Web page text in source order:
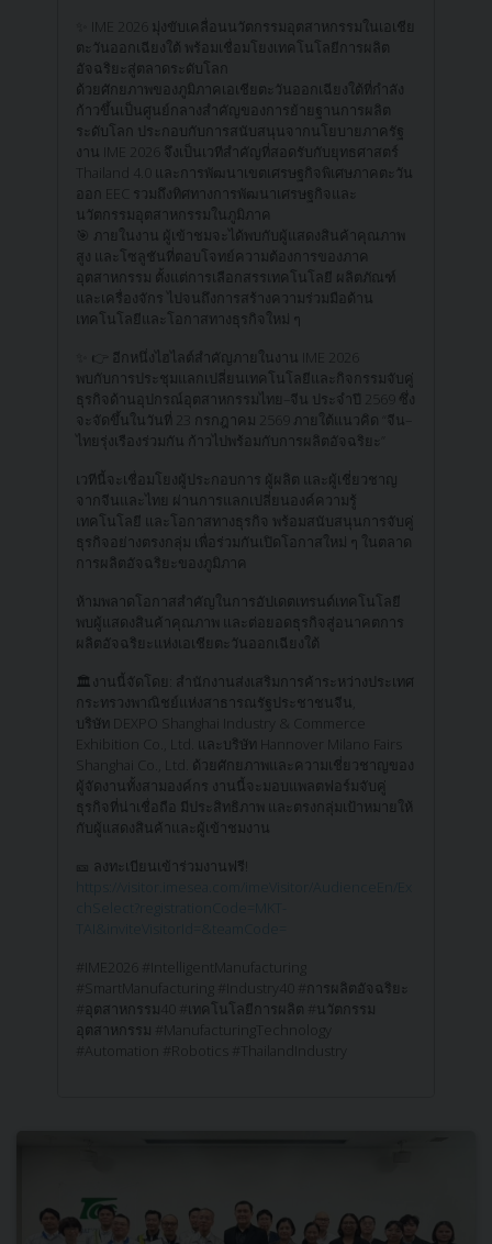
✨ IME 2026 มุ่งขับเคลื่อนนวัตกรรมอุตสาหกรรมในเอเชีย
ตะวันออกเฉียงใต้ พร้อมเชื่อมโยงเทคโนโลยีการผลิต
อัจฉริยะสู่ตลาดระดับโลก
ด้วยศักยภาพของภูมิภาคเอเชียตะวันออกเฉียงใต้ที่กำลัง
ก้าวขึ้นเป็นศูนย์กลางสำคัญของการย้ายฐานการผลิต
ระดับโลก ประกอบกับการสนับสนุนจากนโยบายภาครัฐ
งาน IME 2026 จึงเป็นเวทีสำคัญที่สอดรับกับยุทธศาสตร์
Thailand 4.0 และการพัฒนาเขตเศรษฐกิจพิเศษภาคตะวัน
ออก EEC รวมถึงทิศทางการพัฒนาเศรษฐกิจและ
นวัตกรรมอุตสาหกรรมในภูมิภาค
🎯 ภายในงาน ผู้เข้าชมจะได้พบกับผู้แสดงสินค้าคุณภาพ
สูง และโซลูชันที่ตอบโจทย์ความต้องการของภาค
อุตสาหกรรม ตั้งแต่การเลือกสรรเทคโนโลยี ผลิตภัณฑ์
และเครื่องจักร ไปจนถึงการสร้างความร่วมมือด้าน
เทคโนโลยีและโอกาสทางธุรกิจใหม่ ๆ
✨ 👉 อีกหนึ่งไฮไลต์สำคัญภายในงาน IME 2026
พบกับการประชุมแลกเปลี่ยนเทคโนโลยีและกิจกรรมจับคู่
ธุรกิจด้านอุปกรณ์อุตสาหกรรมไทย–จีน ประจำปี 2569 ซึ่ง
จะจัดขึ้นในวันที่ 23 กรกฎาคม 2569 ภายใต้แนวคิด “จีน–
ไทยรุ่งเรืองร่วมกัน ก้าวไปพร้อมกับการผลิตอัจฉริยะ”
เวทีนี้จะเชื่อมโยงผู้ประกอบการ ผู้ผลิต และผู้เชี่ยวชาญ
จากจีนและไทย ผ่านการแลกเปลี่ยนองค์ความรู้
เทคโนโลยี และโอกาสทางธุรกิจ พร้อมสนับสนุนการจับคู่
ธุรกิจอย่างตรงกลุ่ม เพื่อร่วมกันเปิดโอกาสใหม่ ๆ ในตลาด
การผลิตอัจฉริยะของภูมิภาค
ห้ามพลาดโอกาสสำคัญในการอัปเดตเทรนด์เทคโนโลยี
พบผู้แสดงสินค้าคุณภาพ และต่อยอดธุรกิจสู่อนาคตการ
ผลิตอัจฉริยะแห่งเอเชียตะวันออกเฉียงใต้
🏛️งานนี้จัดโดย: สำนักงานส่งเสริมการค้าระหว่างประเทศ
กระทรวงพาณิชย์แห่งสาธารณรัฐประชาชนจีน,
บริษัท DEXPO Shanghai Industry & Commerce
Exhibition Co., Ltd. และบริษัท Hannover Milano Fairs
Shanghai Co., Ltd. ด้วยศักยภาพและความเชี่ยวชาญของ
ผู้จัดงานทั้งสามองค์กร งานนี้จะมอบแพลตฟอร์มจับคู่
ธุรกิจที่น่าเชื่อถือ มีประสิทธิภาพ และตรงกลุ่มเป้าหมายให้
กับผู้แสดงสินค้าและผู้เข้าชมงาน
🎫 ลงทะเบียนเข้าร่วมงานฟรี!
https://visitor.imesea.com/imeVisitor/AudienceEn/Ex
chSelect?registrationCode=MKT-
TAI&inviteVisitorId=&teamCode=
#IME2026 #IntelligentManufacturing
#SmartManufacturing #Industry40 #การผลิตอัจฉริยะ
#อุตสาหกรรม40 #เทคโนโลยีการผลิต #นวัตกรรม
อุตสาหกรรม #ManufacturingTechnology
#Automation #Robotics #ThailandIndustry